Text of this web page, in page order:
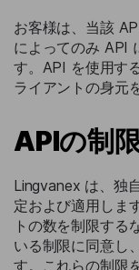
お客様は、当該
によってのみ API
す。API を使用す
ライアントの身元
APIの制
Lingvanex は、独
定および適用しま
トの数を制限する
いる制限に同意し
す。これらの制限